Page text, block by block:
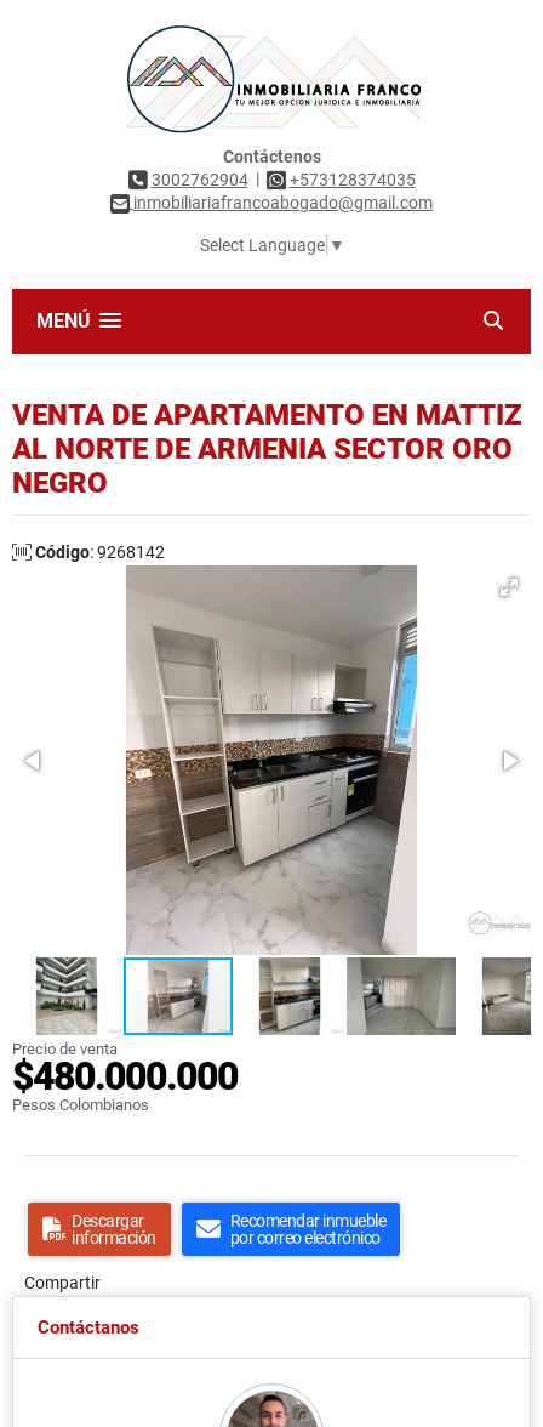
Contáctenos
3002762904|
+573128374035
inmobiliariafrancoabogado@gmail.com
Select Language ▼
MENÚ
VENTA DE APARTAMENTO EN MATTIZ
AL NORTE DE ARMENIA SECTOR ORO
NEGRO
Código: 9268142
Precio de venta
$480.000.000
Pesos Colombianos
Descargar
información
Recomendar inmueble
por correo electrónico
Compartir
Contáctanos